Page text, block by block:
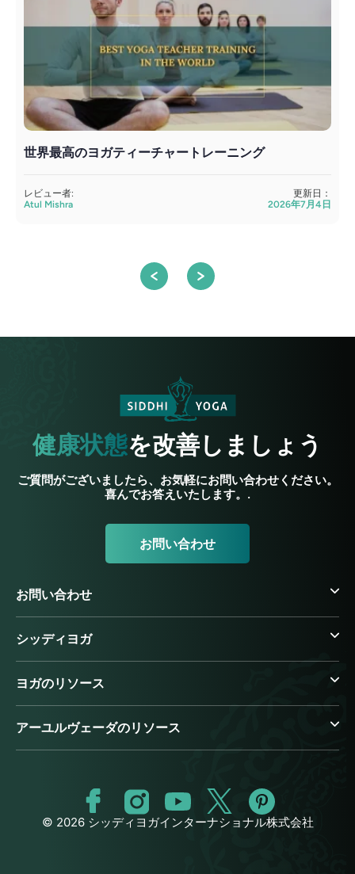
世界最高のヨガティーチャートレーニング
レビュー者:
Atul Mishra
更新日：
2026年7月4日
健康状態を改善しましょう
ご質問がございましたら、お気軽にお問い合わせください。
喜んでお答えいたします。.
お問い合わせ
お問い合わせ
シッディヨガ
ヨガのリソース
アーユルヴェーダのリソース
© 2026 シッディヨガインターナショナル株式会社